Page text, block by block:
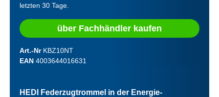
letzten 30 Tage.
über Fachhändler kaufen
Art.-Nr KBZ10NT
EAN 4003644016631
HEDI Federzugtrommel in der Energie-